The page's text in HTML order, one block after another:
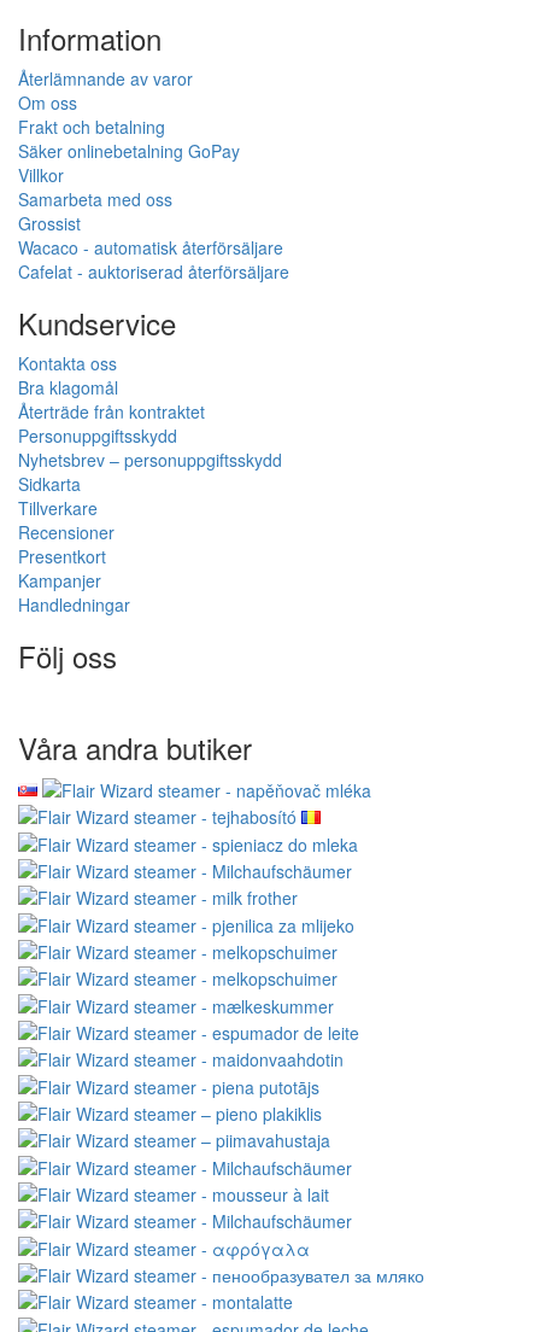
Information
Återlämnande av varor
Om oss
Frakt och betalning
Säker onlinebetalning GoPay
Villkor
Samarbeta med oss
Grossist
Wacaco - automatisk återförsäljare
Cafelat - auktoriserad återförsäljare
Kundservice
Kontakta oss
Bra klagomål
Återträde från kontraktet
Personuppgiftsskydd
Nyhetsbrev – personuppgiftsskydd
Sidkarta
Tillverkare
Recensioner
Presentkort
Kampanjer
Handledningar
Följ oss
Våra andra butiker